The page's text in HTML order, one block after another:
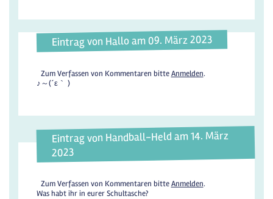
Eintrag von Hallo am 09. März 2023
Zum Verfassen von Kommentaren bitteAnmelden.
♪⁠～⁠(⁠´⁠ε⁠｀⁠ ⁠)
Eintrag von Handball-Held am 14. März
2023
Zum Verfassen von Kommentaren bitteAnmelden.
Was habt ihr in eurer Schultasche?